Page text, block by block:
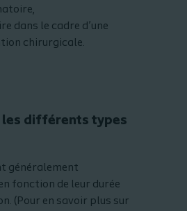
dans le cadre d’une
chirurgicale.
les différents types
généralement
fonction de leur durée
(Pour en savoir plus sur